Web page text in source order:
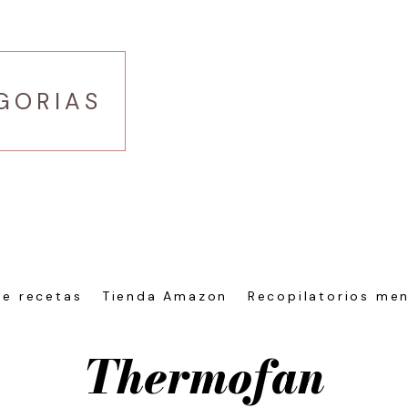
recetas Tienda Amazon Recopilatorios
Thermofan